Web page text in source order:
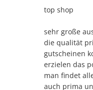
top shop
sehr große
die qualität
gutscheinen
erzielen das
man findet
auch prima